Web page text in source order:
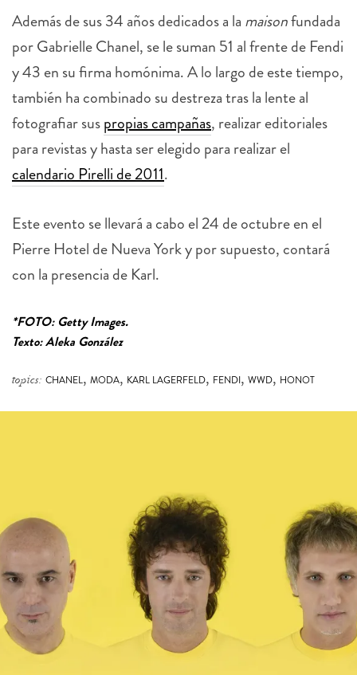
Además de sus 34 años dedicados a la maisonfundada
por Gabrielle Chanel, se le suman 51 al frente de Fendi
y 43 en su firma homónima. A lo largo de este tiempo,
también ha combinado su destreza tras la lente al
fotografiar suspropias campañas, realizar editoriales
para revistas y hasta ser elegido para realizar el
calendario Pirelli de 2011.
Este evento se llevará a cabo el 24 de octubre en el
Pierre Hotel de Nueva York y por supuesto, contará
con la presencia de Karl.
*FOTO: Getty Images.
Texto: Aleka González
topics: CHANEL, MODA, KARL LAGERFELD, FENDI, WWD, HONOT